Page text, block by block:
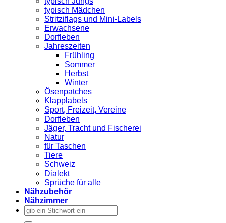
typisch Mädchen
Stritziflags und Mini-Labels
Erwachsene
Dorfleben
Jahreszeiten
Frühling
Sommer
Herbst
Winter
Ösenpatches
Klapplabels
Sport, Freizeit, Vereine
Dorfleben
Jäger, Tracht und Fischerei
Natur
für Taschen
Tiere
Schweiz
Dialekt
Sprüche für alle
Nähzubehör
Nähzimmer
Suchen
nach: